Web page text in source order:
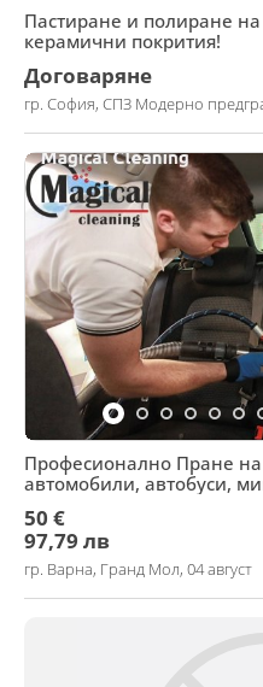
Пастиране и полиране
керамични покрития!
Договаряне
гр. София, СПЗ Модерно
Професионално Пране
автомобили, автобуси,
50 €
97,79 лв
гр. Варна, Гранд Мол, 04 август